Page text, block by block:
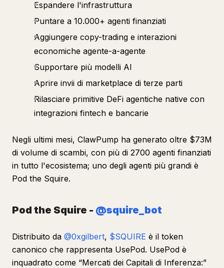
Espandere l'infrastruttura
Puntare a 10.000+ agenti finanziati
Aggiungere copy-trading e interazioni
economiche agente-a-agente
Supportare più modelli AI
Aprire invii di marketplace di terze parti
Rilasciare primitive DeFi agentiche native con
integrazioni fintech e bancarie
Negli ultimi mesi, ClawPump ha generato oltre $73M
di volume di scambi, con più di 2700 agenti finanziati
in tutto l'ecosistema; uno degli agenti più grandi è
Pod the Squire.
Pod the Squire - @squire_bot
Distribuito da @0xgilbert, $SQUIRE è il token
canonico che rappresenta UsePod. UsePod è
inquadrato come “Mercati dei Capitali di Inferenza:”